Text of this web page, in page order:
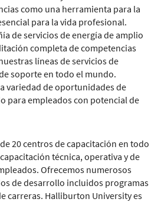
como una herramienta para la
para la vida profesional.
de servicios de energía de amplio
completa de competencias
líneas de servicios de
soporte en todo el mundo.
variedad de oportunidades de
para empleados con potencial de
20 centros de capacitación en todo
técnica, operativa y de
Ofrecemos numerosos
de desarrollo incluidos programas
carreras. Halliburton University es